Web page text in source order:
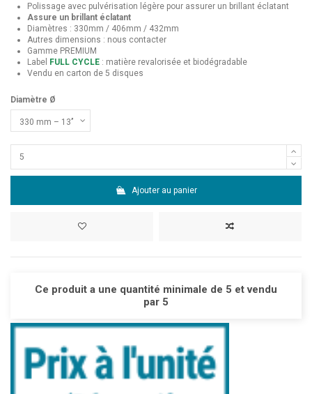
Polissage avec pulvérisation légère pour assurer un brillant éclatant
Assure un brillant éclatant
Diamètres : 330mm / 406mm / 432mm
Autres dimensions : nous contacter
Gamme PREMIUM
Label FULL CYCLE : matière revalorisée et biodégradable
Vendu en carton de 5 disques
Diamètre Ø
Ajouter au panier
Ce produit a une quantité minimale de 5 et vendu
par 5